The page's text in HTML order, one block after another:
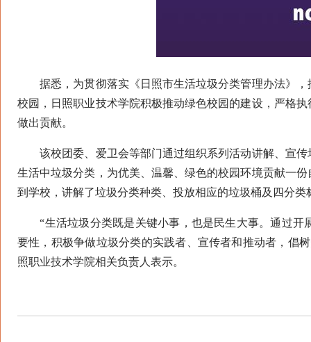
据悉，为贯彻落实《日照市生活垃圾分类管理办法》，
校园，日照职业技术学院积极推动绿色校园的建设，严格
做出贡献。
该校团委、爱卫会等部门通过组织系列活动讲解、宣传
生活中垃圾分类，为优美、温馨、绿色的校园环境贡献一
到学校，讲解了垃圾分类种类、投放相应的垃圾桶及四分
“生活垃圾分类既是关键小事，也是民生大事。通过开
要性，积极争做垃圾分类的实践者、宣传者和推动者，倡
照职业技术学院相关负责人表示。